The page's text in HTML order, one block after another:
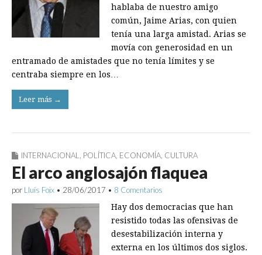
hablaba de nuestro amigo
común, Jaime Arias, con quien
tenía una larga amistad. Arias se
movía con generosidad en un
entramado de amistades que no tenía límites y se
centraba siempre en los…
Leer más →
INTERNACIONAL POLÍTICA ECONOMÍA CULTURA
El arco anglosajón flaquea
por Lluís Foix • 28/06/2017 • 8 Comentarios
Hay dos democracias que han
resistido todas las ofensivas de
desestabilización interna y
externa en los últimos dos siglos.